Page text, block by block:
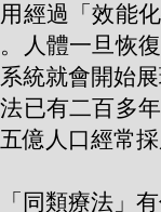
經過「效能
人體一旦恢
統就會開始
已有二百多
億人口經常
「同類療法」